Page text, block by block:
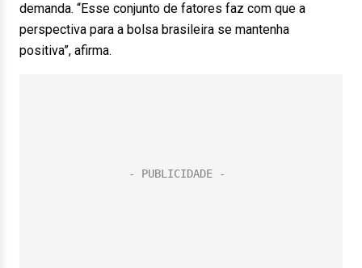
demanda. “Esse conjunto de fatores faz com que a
perspectiva para a bolsa brasileira se mantenha
positiva”, afirma.